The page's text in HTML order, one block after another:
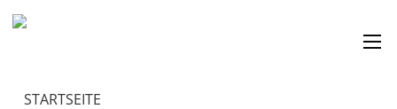
STARTSEITE